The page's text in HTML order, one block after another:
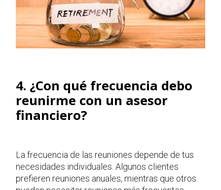
4. ¿Con qué frecuencia debo
reunirme con un asesor
financiero?
La frecuencia de las reuniones depende de tus
necesidades individuales. Algunos clientes
prefieren reuniones anuales, mientras que otros